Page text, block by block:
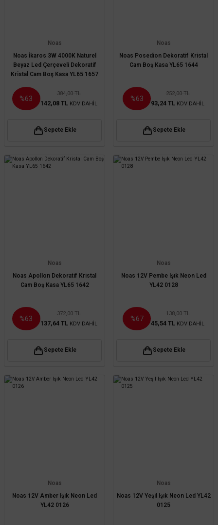
Noas
Noas İkaros 3W 4000K Naturel
Beyaz Led Çerçeveli Dekoratif
Kristal Cam Boş Kasa YL65 1657
%63
384,00 TL
142,08 TL KDV DAHİL
Sepete Ekle
Noas
Noas Posedion Dekoratif Kristal
Cam Boş Kasa YL65 1644
%63
252,00 TL
93,24 TL KDV DAHİL
Sepete Ekle
Noas
Noas Apollon Dekoratif Kristal
Cam Boş Kasa YL65 1642
%63
372,00 TL
137,64 TL KDV DAHİL
Sepete Ekle
Noas
Noas 12V Pembe Işık Neon Led
YL42 0128
%67
138,00 TL
45,54 TL KDV DAHİL
Sepete Ekle
Noas
Noas 12V Amber Işık Neon Led
YL42 0126
Noas
Noas 12V Yeşil Işık Neon Led YL42
0125